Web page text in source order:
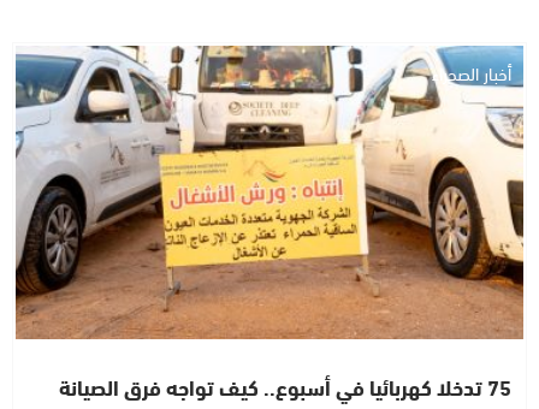
أخبار الصحراء
75 تدخلا كهربائيا في أسبوع.. كيف تواجه فرق الصيانة